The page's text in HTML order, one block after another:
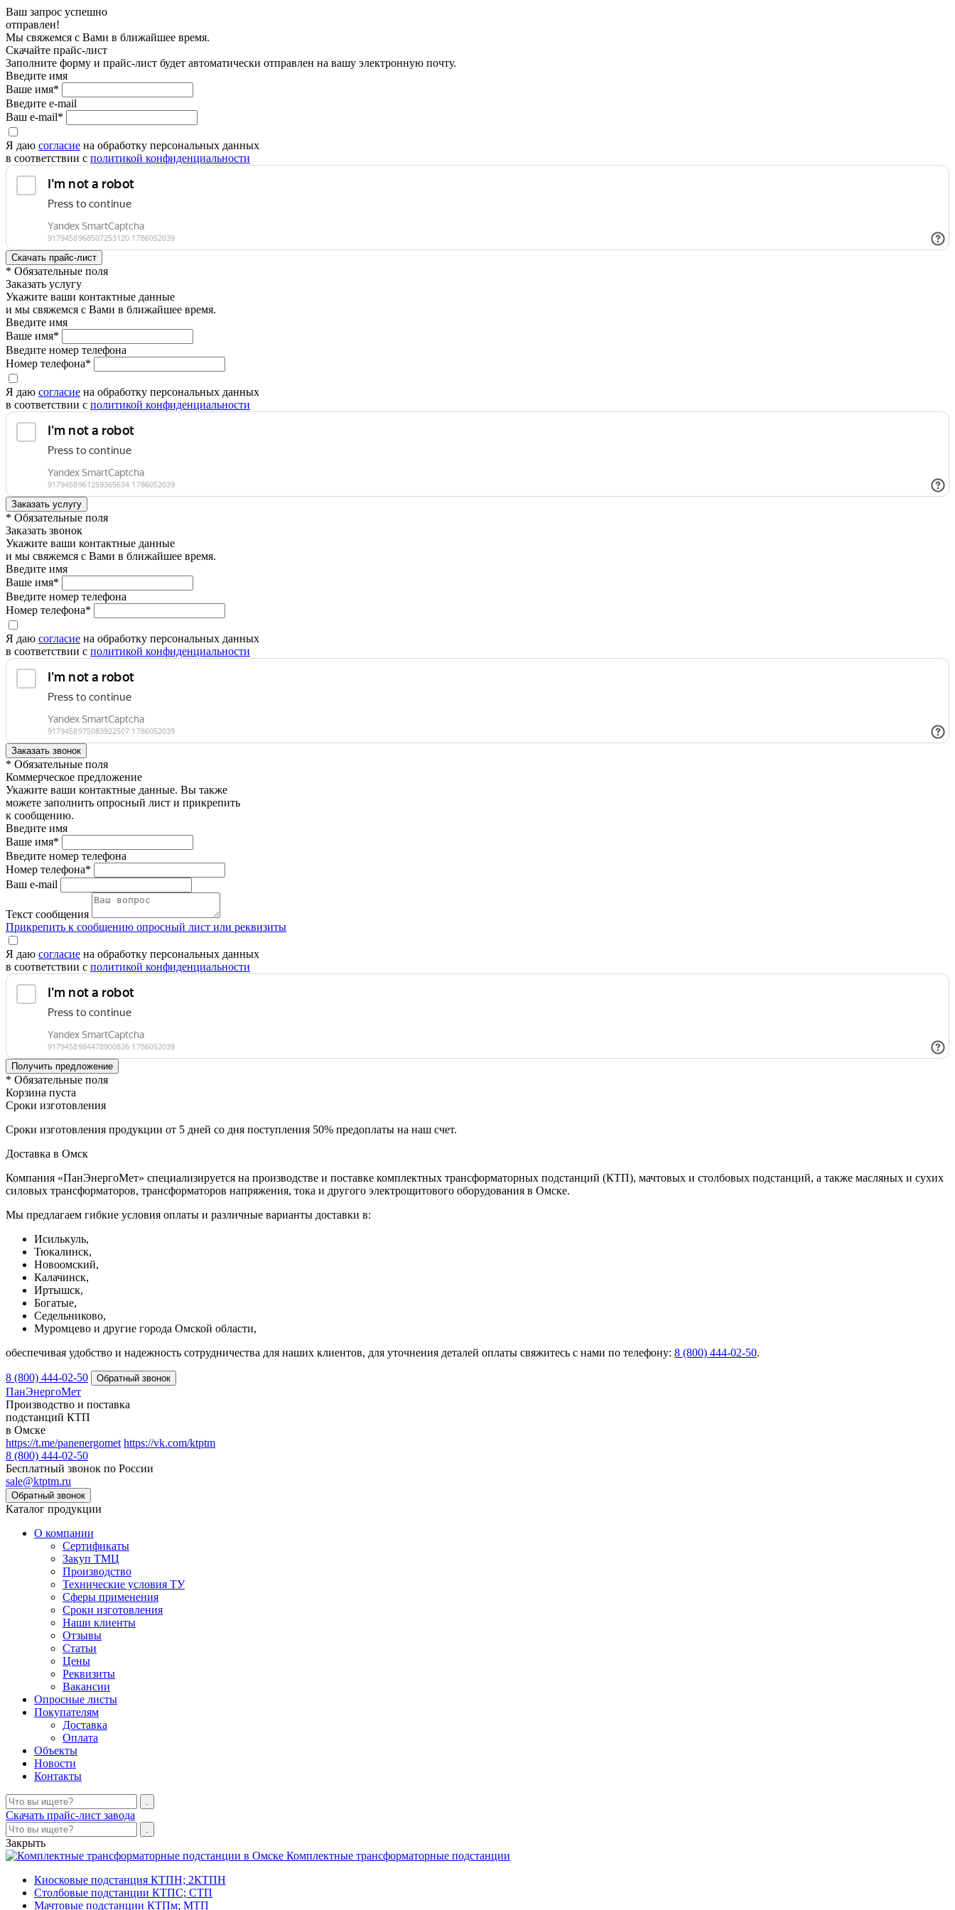
Ваш запрос успешно
отправлен!
Мы свяжемся с Вами в ближайшее время.
Скачайте прайс-лист
Заполните форму и прайс-лист будет автоматически отправлен на вашу электронную почту.
Введите имя
Ваше имя*
Введите e-mail
Ваш e-mail*
Я даю согласие на обработку персональных данных
в соответствии с политикой конфиденциальности
* Обязательные поля
Заказать услугу
Укажите ваши контактные данные
и мы свяжемся с Вами в ближайшее время.
Введите имя
Ваше имя*
Введите номер телефона
Номер телефона*
Я даю согласие на обработку персональных данных
в соответствии с политикой конфиденциальности
* Обязательные поля
Заказать звонок
Укажите ваши контактные данные
и мы свяжемся с Вами в ближайшее время.
Введите имя
Ваше имя*
Введите номер телефона
Номер телефона*
Я даю согласие на обработку персональных данных
в соответствии с политикой конфиденциальности
* Обязательные поля
Коммерческое предложение
Укажите ваши контактные данные. Вы также
можете заполнить опросный лист и прикрепить
к сообщению.
Введите имя
Ваше имя*
Введите номер телефона
Номер телефона*
Ваш e-mail
Текст сообщения
Прикрепить к сообщению опросный лист или реквизиты
Я даю согласие на обработку персональных данных
в соответствии с политикой конфиденциальности
* Обязательные поля
Корзина пуста
Сроки изготовления
Сроки изготовления продукции от 5 дней со дня поступления 50% предоплаты на наш счет.
Доставка в Омск
Компания «ПанЭнергоМет» специализируется на производстве и поставке комплектных трансформаторных подстанций (КТП), мачтовых и столбовых подстанций, а также масляных и сухих
силовых трансформаторов, трансформаторов напряжения, тока и другого электрощитового оборудования в Омске.
Мы предлагаем гибкие условия оплаты и различные варианты доставки в:
Исилькуль,
Тюкалинск,
Новоомский,
Калачинск,
Иртышск,
Богатые,
Седельниково,
Муромцево и другие города Омской области,
обеспечивая удобство и надежность сотрудничества для наших клиентов, для уточнения деталей оплаты свяжитесь с нами по телефону: 8 (800) 444-02-50.
8 (800) 444-02-50
ПанЭнергоМет
Производство и поставка
подстанций КТП
в Омске
https://t.me/panenergomet https://vk.com/ktptm
8 (800) 444-02-50
Бесплатный звонок по России
sale@ktptm.ru
Каталог продукции
О компании
Сертификаты
Закуп ТМЦ
Производство
Технические условия ТУ
Сферы применения
Сроки изготовления
Наши клиенты
Отзывы
Статьи
Цены
Реквизиты
Вакансии
Опросные листы
Покупателям
Доставка
Оплата
Объекты
Новости
Контакты
Скачать прайс-лист завода
Закрыть
Комплектные трансформаторные подстанции
Киосковые подстанция КТПН; 2КТПН
Столбовые подстанции КТПС; СТП
Мачтовые подстанции КТПм; МТП